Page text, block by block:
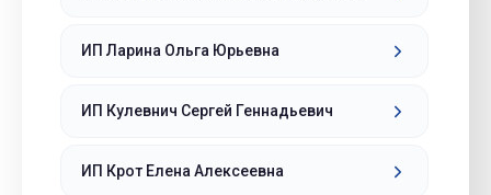
ИП Ларина Ольга Юрьевна
ИП Кулевнич Сергей Геннадьевич
ИП Крот Елена Алексеевна